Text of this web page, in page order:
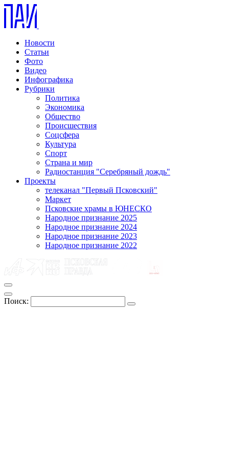
Новости
Статьи
Фото
Видео
Инфографика
Рубрики
Политика
Экономика
Общество
Происшествия
Соцсфера
Культура
Спорт
Страна и мир
Радиостанция "Серебряный дождь"
Проекты
телеканал "Первый Псковский"
Маркет
Псковские храмы в ЮНЕСКО
Народное признание 2025
Народное признание 2024
Народное признание 2023
Народное признание 2022
Поиск: